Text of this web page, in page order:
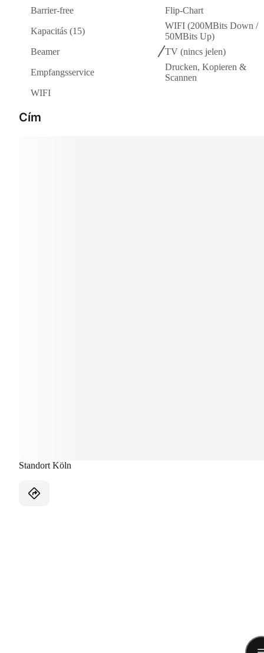
Barrier-free Flip-Chart
Kapacitás (15)
WIFI (200MBits Down /
50MBits Up)
Beamer
TV (nincs jelen)
Empfangsservice
Drucken, Kopieren &
Scannen
WIFI
Cím
Standort Köln